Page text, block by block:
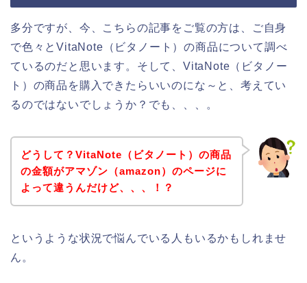
多分ですが、今、こちらの記事をご覧の方は、ご自身
で色々とVitaNote（ビタノート）の商品について調べ
ているのだと思います。そして、VitaNote（ビタノー
ト）の商品を購入できたらいいのにな～と、考えてい
るのではないでしょうか？でも、、、。
どうして？VitaNote（ビタノート）の商品
の金額がアマゾン（amazon）のページに
よって違うんだけど、、、！？
というような状況で悩んでいる人もいるかもしれませ
ん。